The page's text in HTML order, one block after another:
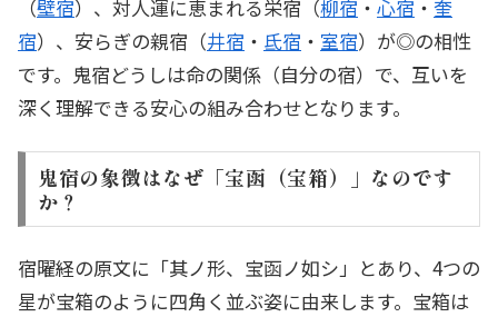
（壁宿）、対人運に恵まれる栄宿（柳宿 ・ 心宿 ・ 奎
宿）、安らぎの親宿（井宿 ・ 氐宿 ・ 室宿）が◎の相性
です。鬼宿どうしは命の関係（自分の宿）で、互いを
深く理解できる安心の組み合わせとなります。
鬼宿の象徴はなぜ「宝函（宝箱）」なのです
か？
宿曜経の原文に「其ノ形、宝函ノ如シ」とあり、4つの
星が宝箱のように四角く並ぶ姿に由来します。宝箱は